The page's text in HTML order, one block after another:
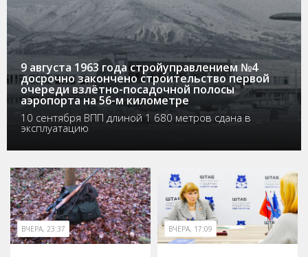
9 августа 1963 года стройуправлением №4
досрочно закончено строительство первой
очереди взлётно-посадочной полосы
аэропорта на 56-м километре
10 сентября ВПП длиной 1 680 метров сдана в
эксплуатацию
ВЧЕРА, 23:37 ВЧЕРА, 17:09